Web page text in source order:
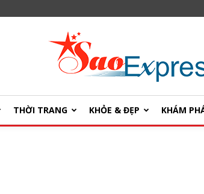
SaoExpress
THỜI TRANG KHỎE & ĐẸP KHÁM